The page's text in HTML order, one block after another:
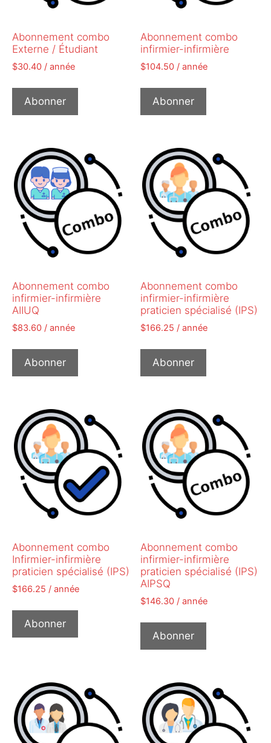
Abonnement combo
Externe / Étudiant
$30.40 / année
Abonner
Abonnement combo
infirmier-infirmière
$104.50 / année
Abonner
Abonnement combo
infirmier-infirmière
AIIUQ
$83.60 / année
Abonner
Abonnement combo
infirmier-infirmière
praticien spécialisé (IPS)
$166.25 / année
Abonner
Abonnement combo
Infirmier-infirmière
praticien spécialisé (IPS)
$166.25 / année
Abonner
Abonnement combo
infirmier-infirmière
praticien spécialisé (IPS)
AIPSQ
$146.30 / année
Abonner